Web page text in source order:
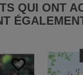
QUI ONT
favorite_border